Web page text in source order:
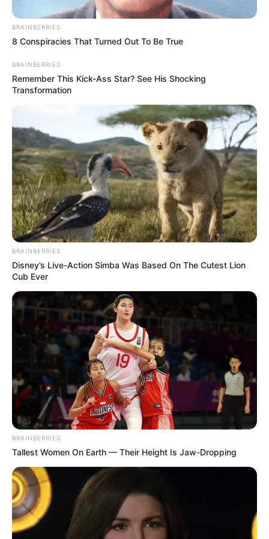
રાજ્યમાં છેલ્લા થોડા દિવસોથી ભારે વરસાદ વરસી રહ્યો
છે. એવામાં હવામાન વિભાગે રાજ્યમાં આજથી 31
છે. રાજ્યમાં હાલ સર્વત્ર વરસાદ જોવા મળી રહ્યો છે.
એવામાં આજે સૌરાષ્ટ્રના આઠ જિલ્લા સહિત કુલ 13
જિલ્લામાં રેડ એલર્ટ જાહેર હવામાન વિભાગે કર્યું છે.
તેની સાથે તમને જણાવી દઈએ કે, રાજ્યમાં છેલ્લા 24
કલાકમાં 244 તાલુકામાં વરસાદ વરસ્યો છે. એવામાં
હવામાન વિભાગે આજે સૌરાષ્ટ્રના કચ્છ, મોરબી,
સુરેન્દ્રનગર, જામનગર, રાજકોટ, દેવભૂમિ દ્વારકા,
જૂનાગઢ, પોરબંદર જિલ્લામાં, દાહોદ, પંચમહાલ, તાપી,
નવસારી, અને વલસાડ જિલ્લામાં અતિભારે વરસાદના
લીધે રેડ એલર્ટ જાહેર કર્યું છે.
Related Articles
BRAINBERRIES
8 Conspiracies That Turned Out To Be True
BRAINBERRIES
Remember This Kick-Ass Star? See His Shocking
Transformation
BRAINBERRIES
Disney’s Live-Action Simba Was Based On The Cutest Lion
Cub Ever
BRAINBERRIES
Tallest Women On Earth — Their Height Is Jaw-Dropping